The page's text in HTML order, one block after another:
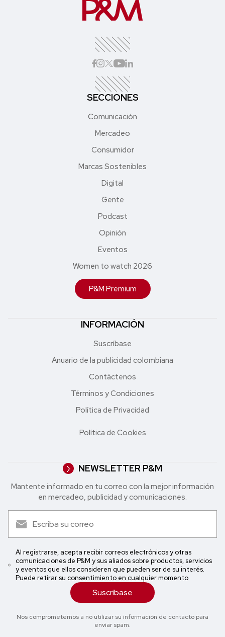
SECCIONES
Comunicación
Mercadeo
Consumidor
Marcas Sostenibles
Digital
Gente
Podcast
Opinión
Eventos
Women to watch 2026
P&M Premium
INFORMACIÓN
Suscríbase
Anuario de la publicidad colombiana
Contáctenos
Términos y Condiciones
Política de Privacidad
Política de Cookies
NEWSLETTER P&M
Mantente informado en tu correo con la mejor in formación
en mercadeo, publicidad y comunicaciones.
Al registrarse, acepta recibir correos electrónicos y otras
comunicaciones de P&M y sus aliados sobre productos, servicios
y eventos que ellos consideren que pueden ser de su interés.
Puede retirar su consentimiento en cualquier momento
Suscríbase
Nos comprometemos a no utilizar su información de contacto para
enviar spam.